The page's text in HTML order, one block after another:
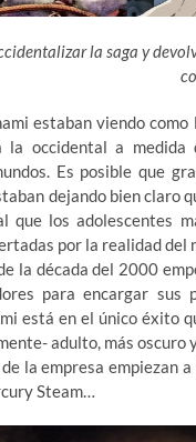
la saga y
estaban viendo
la occidental a
Es posible que
dejando bien claro
que los adolescentes
por la realidad del
la década del 2000
para encargar sus
está en el único éxito
adulto, más oscuro
la empresa empiezan
Steam…